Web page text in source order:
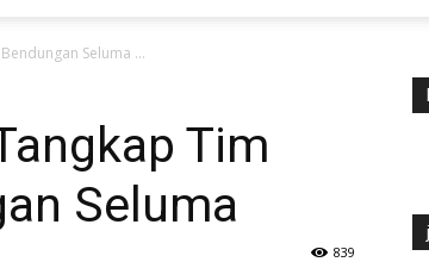
Seluma ...
Tim
Seluma
839